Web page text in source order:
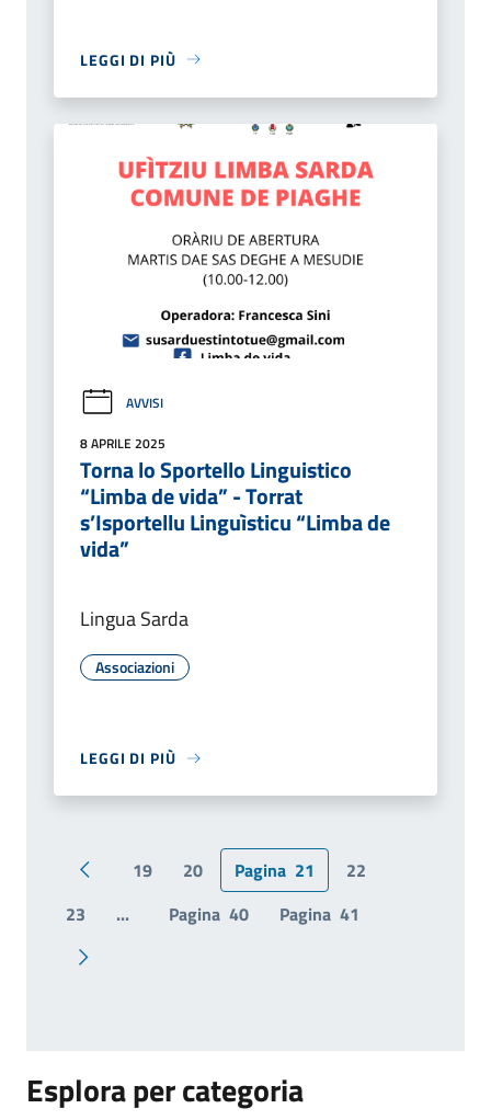
LEGGI DI PIÙ
AVVISI
8 APRILE 2025
Torna lo Sportello Linguistico
“Limba de vida” - Torrat
s’Isportellu Linguìsticu “Limba de
vida”
Lingua Sarda
Associazioni
LEGGI DI PIÙ
Pagina precedente
19 20 Pagina 21
22
23
... Pagina 40 Pagina 41
Pagina successiva
Esplora per categoria